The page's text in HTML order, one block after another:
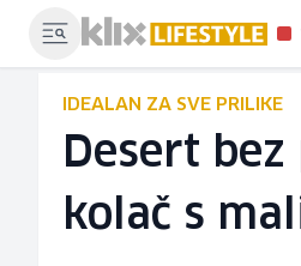
IDEALAN ZA SVE PRILIKE
Desert
kolač s